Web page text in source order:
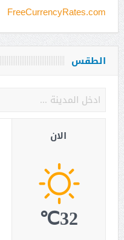
FreeCurrencyRates.com
الطقس
الان
32℃